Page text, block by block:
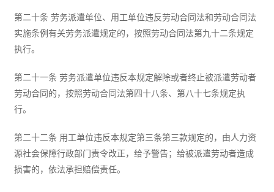
第二十条 劳务派遣单位、用工单位违反劳动合同法和劳动合同法
实施条例有关劳务派遣规定的，按照劳动合同法第九十二条规定
执行。
第二十一条 劳务派遣单位违反本规定解除或者终止被派遣劳动者
劳动合同的，按照劳动合同法第四十八条、第八十七条规定执
行。
第二十二条 用工单位违反本规定第三条第三款规定的，由人力资
源社会保障行政部门责令改正，给予警告；给被派遣劳动者造成
损害的，依法承担赔偿责任。